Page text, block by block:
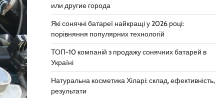
или другие города
Які сонячні батареї найкращі у 2026 році:
порівняння популярних технологій
ТОП-10 компаній з продажу сонячних батарей в
Україні
Натуральна косметика Хіларі: склад, ефективність,
результати